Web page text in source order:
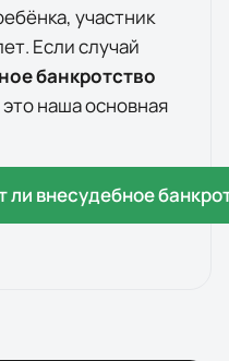
участник
Если случай
банкротство
наша основная
ли внесудебное